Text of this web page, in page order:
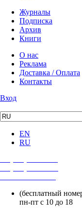
Журналы
Подписка
Архив
Книги
О нас
Реклама
Доставка / Оплата
Контакты
Вход
EN
RU
(бесплатный
пн-пт с 10 до 18